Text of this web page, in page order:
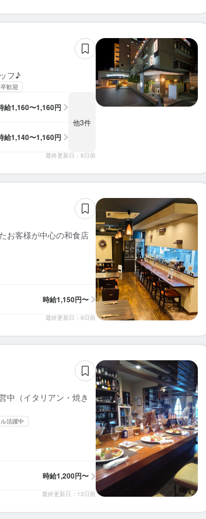
フ♪
歓迎
給1,160〜1,160円
給1,140〜1,160円
他3件
最終更新日：8日前
お客様が中心の和食店
時給1,150円〜
最終更新日：9日前
中（イタリアン・焼き
活躍中
時給1,200円〜
最終更新日：13日前
求人を選択する
ホールスタッフ
調理師・調理スタッフ
求人を選択する
ホールスタッフ
求人を選択する
ホールスタッフ
求人を選択する
ホールスタッフ
求人を選択する
ホールスタッフ
調理師・調理スタッフ
求人を選択する
ホールスタッフ
求人を選択する
ホールスタッフ
ホールスタッフ
求人を選択する
求人を選択する
調理師・調理スタッフ
求人を選択する
ホールスタッフ
求人を選択する
ホールスタッフ
バーテンダー
求人を選択する
ホールスタッフ
調理師・調理スタッフ
求人を選択する
求人を選択する
パティシエ
求人を選択する
ホールスタッフ
求人を選択する
ホールスタッフ
調理師・調理スタッフ
求人を選択する
ホールスタッフ
調理師・調理スタッフ
求人を選択する
ホールスタッフ
調理師・調理スタッフ
求人を選択する
ホールスタッフ
ホールスタッフ
求人を選択する
ホールスタッフ